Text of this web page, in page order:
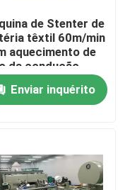
de Stenter de
têxtil 60m/min
aquecimento de
da condução
Enviar inquérito